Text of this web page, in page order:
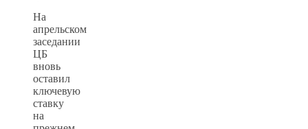
На
апрельском
заседании
ЦБ
вновь
оставил
ключевую
ставку
на